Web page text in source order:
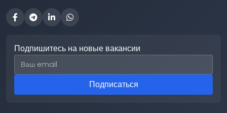
Подпишитесь на новые вакансии
Email для подписки
Подписаться